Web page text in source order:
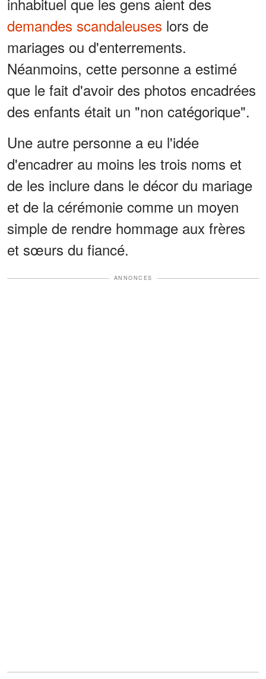
demandes scandaleuses lors de
mariages ou d'enterrements.
Néanmoins, cette personne a estimé
que le fait d'avoir des photos encadrées
des enfants était un "non catégorique".
Une autre personne a eu l'idée
d'encadrer au moins les trois noms et
de les inclure dans le décor du mariage
et de la cérémonie comme un moyen
simple de rendre hommage aux frères
et sœurs du fiancé.
ANNONCES